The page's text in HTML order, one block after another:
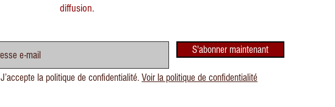
diffusion.
S'abonner maintenant
J’accepte la politique de confidentialité. Voir la politique de confidentialité